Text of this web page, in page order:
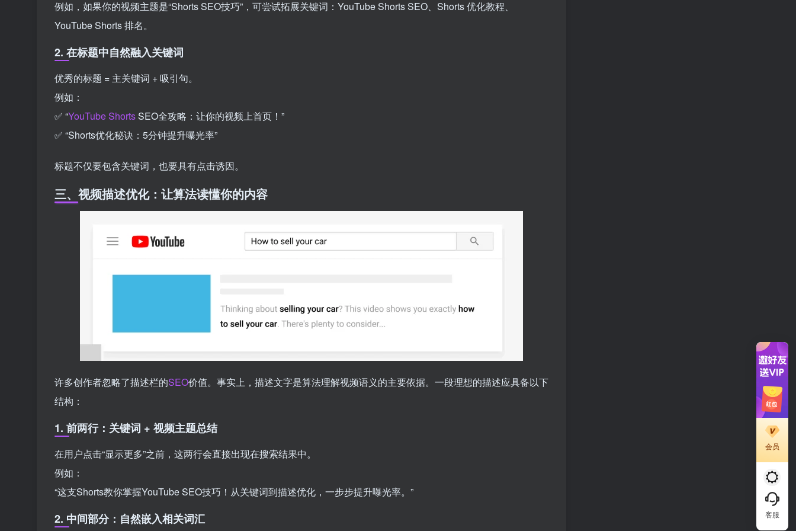
例如，如果你的视频主题是“Shorts SEO技巧”，可尝试拓展关键词：YouTube Shorts SEO、Shorts 优化教程、
YouTube Shorts 排名。
2. 在标题中自然融入关键词
优秀的标题 = 主关键词 + 吸引句。
例如：
✅ “YouTube ShortsSEO全攻略：让你的视频上首页！”
✅ “Shorts优化秘诀：5分钟提升曝光率”
标题不仅要包含关键词，也要具有点击诱因。
三、视频描述优化：让算法读懂你的内容
许多创作者忽略了描述栏的SEO价值。事实上，描述文字是算法理解视频语义的主要依据。一段理想的描述应具备以下
结构：
1. 前两行：关键词 + 视频主题总结
在用户点击“显示更多”之前，这两行会直接出现在搜索结果中。
例如：
“这支Shorts教你掌握YouTube SEO技巧！从关键词到描述优化，一步步提升曝光率。”
2. 中间部分：自然嵌入相关词汇
会员
客服